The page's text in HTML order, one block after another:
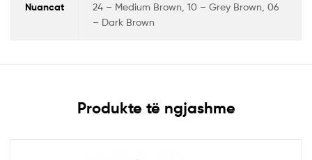
Nuancat
24 – Medium Brown, 10 – Grey Brown, 06
– Dark Brown
Produkte të ngjashme